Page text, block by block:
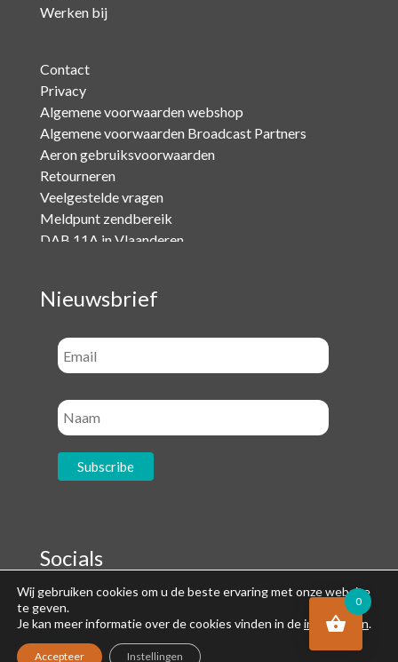
Werken bij
Contact
Privacy
Algemene voorwaarden webshop
Algemene voorwaarden Broadcast Partners
Aeron gebruiksvoorwaarden
Retourneren
Veelgestelde vragen
Meldpunt zendbereik
DAB 11A in Vlaanderen
Nieuwsbrief
Socials
Wij gebruiken cookies om u de beste ervaring met onze website
te geven.
Je kan meer informatie over de cookies vinden in deinstellingen.
Accepteer Instellingen
0